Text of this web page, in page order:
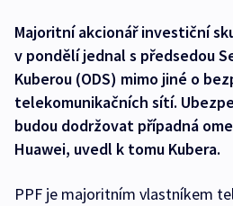
Majoritní akcionář investiční
v pondělí jednal s předsedou
Kuberou (ODS) mimo jiné o
telekomunikačních sítí.
budou dodržovat případná
Huawei, uvedl k tomu Kubera.
PPF je majoritním vlastníkem